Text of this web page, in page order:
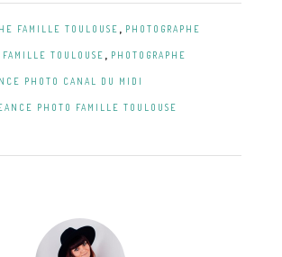
FAMILLE TOULOUSE PHOTOGRAPHE
TOULOUSE PHOTOGRAPHE
PHOTO CANAL DU MIDI
PHOTO FAMILLE TOULOUSE